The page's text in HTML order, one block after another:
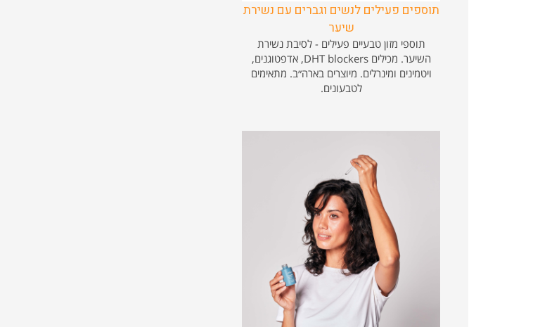
תוספים פעילים לנשים וגברים עם נשירת
שיער
תוספי מזון טבעיים פעילים - לסיבת נשירת
השיער. מכילים DHT blockers, אדפטוגנים,
ויטמינים ומינרלים. מיוצרים בארה״ב. מתאימים
לטבעונים.